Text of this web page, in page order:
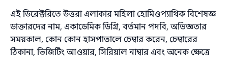
এই ডিরেক্টরিতে উত্তরা এলাকার মহিলা হোমিওপ্যাথিক বিশেষজ্ঞ
ডাক্তারদের নাম, একাডেমিক ডিগ্রি, বর্তমান পদবি, অভিজ্ঞতার
সময়কাল, কোন কোন হাসপাতালে চেম্বার করেন, চেম্বারের
ঠিকানা, ভিজিটিং আওয়ার, সিরিয়াল নাম্বার এবং অনেক ক্ষেত্রে